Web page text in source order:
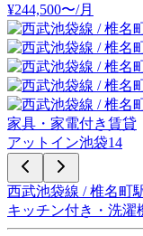
¥244,500〜/月
家具・家電付き賃貸
アットイン池袋14
西武池袋線 / 椎名町
キッチン付き・洗濯